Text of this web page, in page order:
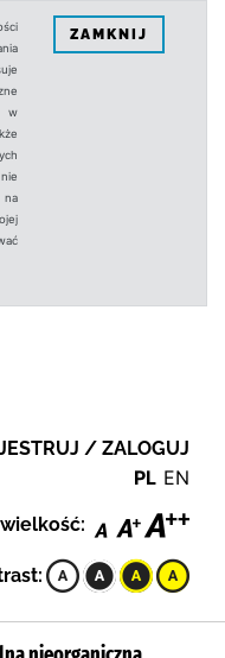
w
na
ZAMKNIJ
/ ZALOGUJ
PL EN
wielkość: